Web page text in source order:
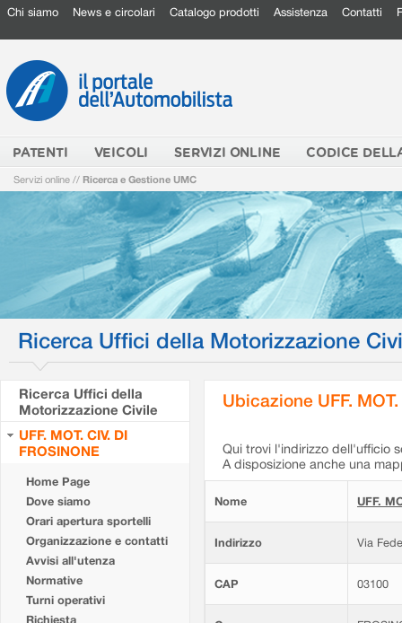
Chi siamo News e circolari Catalogo prodotti Assistenza Contatti
PATENTI VEICOLI SERVIZI ONLINE CODICE
Servizi online // Ricerca e Gestione UMC
Ricerca Uffici della Motorizzazione
Ricerca Uffici della
Motorizzazione Civile
UFF. MOT. CIV. DI
FROSINONE
Home Page
Dove siamo
Orari apertura sportelli
Organizzazione e contatti
Avvisi all'utenza
Normative
Turni operativi
Richiesta
Ubicazione UFF.
Qui trovi l'indirizzo dell'ufficio
A disposizione anche una
Nome UFF.
Indirizzo Via
CAP 03100